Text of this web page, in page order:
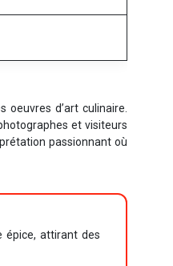
d’art culinaire.
et visiteurs
passionnant où
épice, attirant des